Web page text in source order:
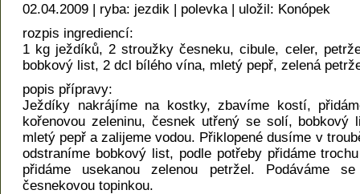
02.04.2009 | ryba: jezdik | polevka | uložil: Konópek
rozpis ingrediencí:
1 kg ježdíků, 2 stroužky česneku, cibule, celer,
bobkový list, 2 dcl bílého vína, mletý pepř, zelená
popis přípravy:
Ježdíky nakrájíme na kostky, zbavíme kostí,
kořenovou zeleninu, česnek utřený se solí, bobkový
mletý pepř a zalijeme vodou. Přiklopené dusíme v
odstraníme bobkový list, podle potřeby přidáme
přidáme usekanou zelenou petržel. Podáváme
česnekovou topinkou.